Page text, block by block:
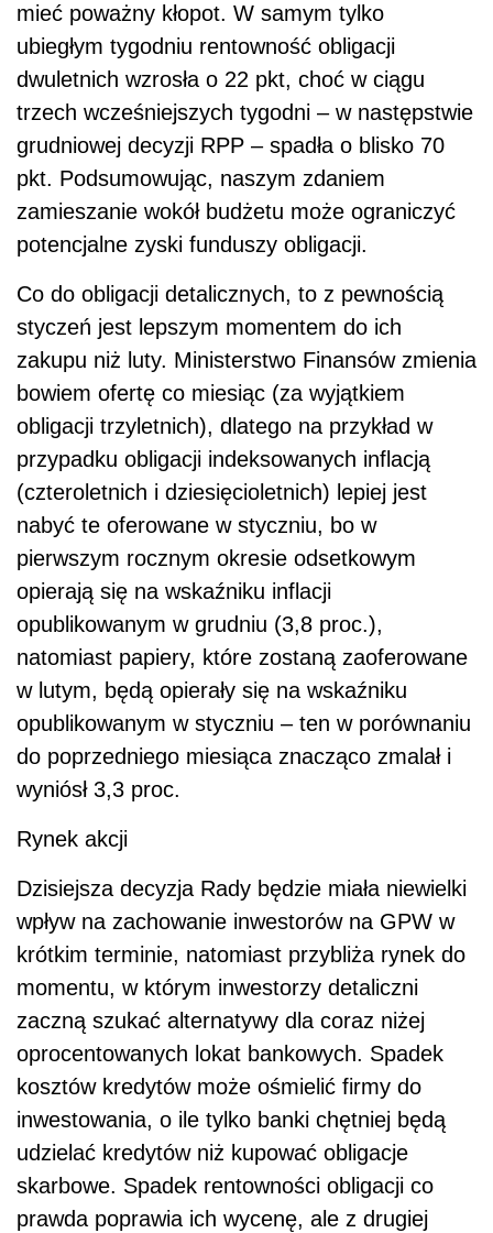
mieć poważny kłopot. W samym tylko
ubiegłym tygodniu rentowność obligacji
dwuletnich wzrosła o 22 pkt, choć w ciągu
trzech wcześniejszych tygodni – w następstwie
grudniowej decyzji RPP – spadła o blisko 70
pkt. Podsumowując, naszym zdaniem
zamieszanie wokół budżetu może ograniczyć
potencjalne zyski funduszy obligacji.
Co do obligacji detalicznych, to z pewnością
styczeń jest lepszym momentem do ich
zakupu niż luty. Ministerstwo Finansów zmienia
bowiem ofertę co miesiąc (za wyjątkiem
obligacji trzyletnich), dlatego na przykład w
przypadku obligacji indeksowanych inflacją
(czteroletnich i dziesięcioletnich) lepiej jest
nabyć te oferowane w styczniu, bo w
pierwszym rocznym okresie odsetkowym
opierają się na wskaźniku inflacji
opublikowanym w grudniu (3,8 proc.),
natomiast papiery, które zostaną zaoferowane
w lutym, będą opierały się na wskaźniku
opublikowanym w styczniu – ten w porównaniu
do poprzedniego miesiąca znacząco zmalał i
wyniósł 3,3 proc.
Rynek akcji
Dzisiejsza decyzja Rady będzie miała niewielki
wpływ na zachowanie inwestorów na GPW w
krótkim terminie, natomiast przybliża rynek do
momentu, w którym inwestorzy detaliczni
zaczną szukać alternatywy dla coraz niżej
oprocentowanych lokat bankowych. Spadek
kosztów kredytów może ośmielić firmy do
inwestowania, o ile tylko banki chętniej będą
udzielać kredytów niż kupować obligacje
skarbowe. Spadek rentowności obligacji co
prawda poprawia ich wycenę, ale z drugiej